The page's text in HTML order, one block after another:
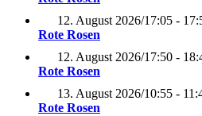
12. August 2026/17:05 -
Rote Rosen
12. August 2026/17:50 -
Rote Rosen
13. August 2026/10:55 -
Rote Rosen